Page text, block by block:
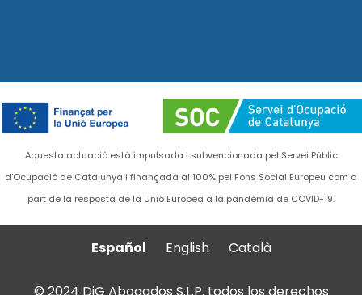
Aquesta actuació està impulsada i subvencionada pel Servei Públic
d'Ocupació de Catalunya i finançada al 100% pel Fons Social Europeu com a
part de la resposta de la Unió Europea a la pandèmia de COVID-19.
Español English Català